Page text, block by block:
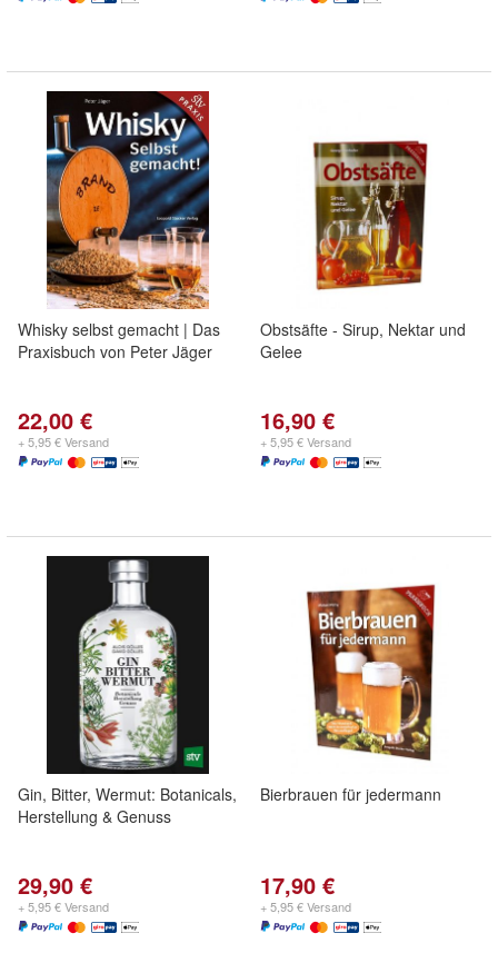
Whisky selbst gemacht | Das
Praxisbuch von Peter Jäger
22,00 €
+ 5,95 € Versand
Obstsäfte - Sirup, Nektar und
Gelee
16,90 €
+ 5,95 € Versand
Gin, Bitter, Wermut: Botanicals,
Herstellung & Genuss
29,90 €
+ 5,95 € Versand
Bierbrauen für jedermann
17,90 €
+ 5,95 € Versand